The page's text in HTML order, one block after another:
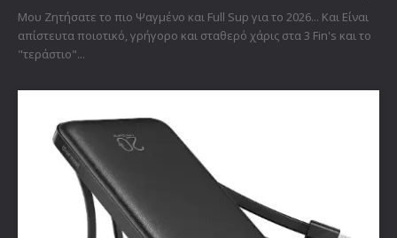
Μου Ζητήσατε το πιο Ψαγμένο και Full Sup για το 2026... Και Είναι
απίστευτα ποιοτικό, γρήγορο και σταθερό χάρις στα 3 Fin's και το
"τεράστιο"...